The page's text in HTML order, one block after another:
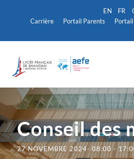
Carrière Portail Parents Portail
Conseil des
27 NOVEMBRE 2024- 08:00-